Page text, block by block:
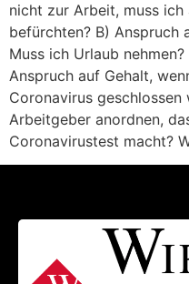
nicht zur Arbeit, muss
befürchten? B) Anspruch
Muss ich Urlaub
Anspruch auf Gehalt,
Coronavirus
Arbeitgeber anordnen,
Coronavirustest macht?